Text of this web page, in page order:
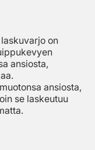
on
ansiosta,
ansiosta,
se laskeutuu